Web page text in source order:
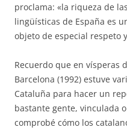
proclama: «la riqueza de
lingüísticas de España es
objeto de especial respeto
Recuerdo que en vísperas
Barcelona (1992) estuve
Cataluña para hacer un
bastante gente, vinculada
comprobé cómo los